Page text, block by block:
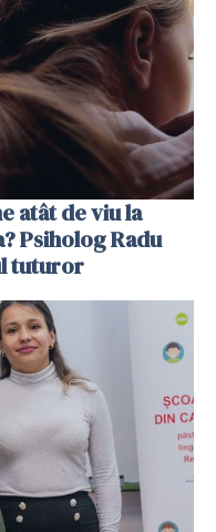
atât de viu la
Psiholog Radu
tuturor